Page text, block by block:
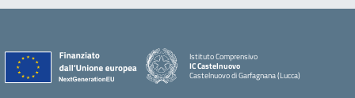
Istituto Comprensivo
IC Castelnuovo
Castelnuovo di Garfagnana (Lucca)